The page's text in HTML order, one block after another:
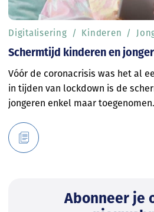
Schermtijd kinderen en
Vóór de coronacrisis was het al
in tijden van lockdown is de
jongeren enkel maar toegenomen.
Digitalisering Kinderen
Abonneer je